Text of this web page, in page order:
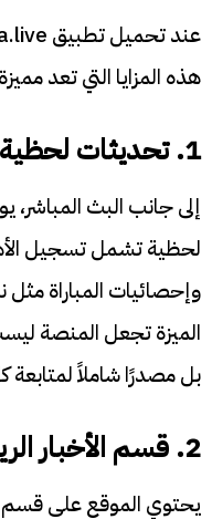
هذه المزايا التي تعد
1. تحديثات لحظية وإحصائيات المباريات
لحظية تشمل تسجيل
وإحصائيات المباراة
الميزة تجعل المنصة
بل مصدرًا شاملاً
2. قسم الأخبار الرياضية
يحتوي الموقع على